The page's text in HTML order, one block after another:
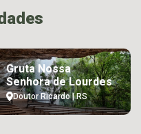
Gruta Nossa
Senhora de Lourdes
Doutor Ricardo | RS